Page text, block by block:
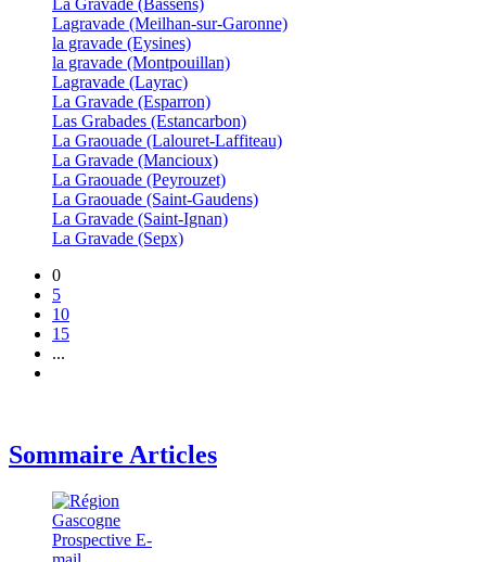
Lagravade (Meilhan-sur-Garonne)
la gravade (Eysines)
la gravade (Montpouillan)
Lagravade (Layrac)
La Gravade (Esparron)
Las Grabades (Estancarbon)
La Graouade (Lalouret-Laffiteau)
La Gravade (Mancioux)
La Graouade (Peyrouzet)
La Graouade (Saint-Gaudens)
La Gravade (Saint-Ignan)
La Gravade (Sepx)
0
5
10
15
...
Sommaire Articles